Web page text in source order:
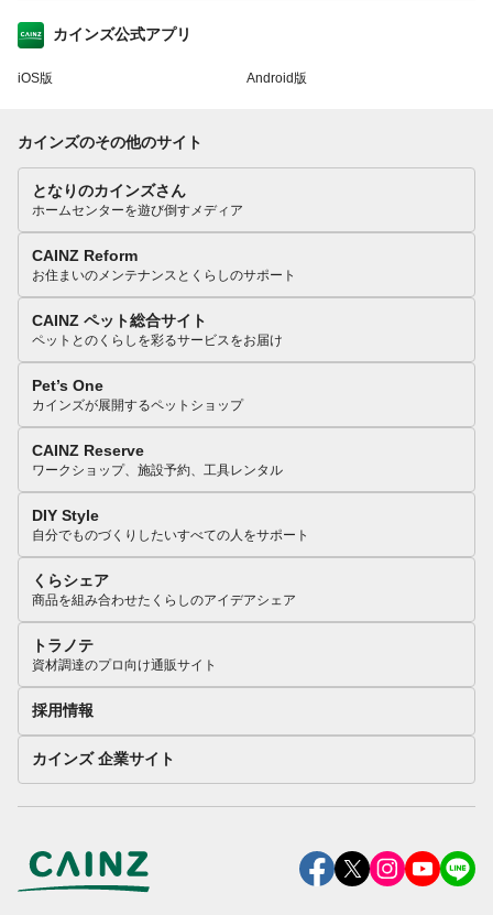
カインズ公式アプリ
iOS版 Android版
カインズのその他のサイト
となりのカインズさん
ホームセンターを遊び倒すメディア
CAINZ Reform
お住まいのメンテナンスとくらしのサポート
CAINZ ペット総合サイト
ペットとのくらしを彩るサービスをお届け
Pet’s One
カインズが展開するペットショップ
CAINZ Reserve
ワークショップ、施設予約、工具レンタル
DIY Style
自分でものづくりしたいすべての人をサポート
くらシェア
商品を組み合わせたくらしのアイデアシェア
トラノテ
資材調達のプロ向け通販サイト
採用情報
カインズ 企業サイト